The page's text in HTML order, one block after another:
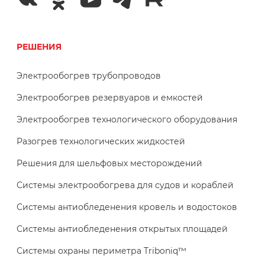
РЕШЕНИЯ
Электрообогрев трубопроводов
Электрообогрев резервуаров и емкостей
Электрообогрев технологического оборудования
Разогрев технологических жидкостей
Решения для шельфовых месторождений
Системы электрообогрева для судов и кораблей
Системы антиобледенения кровель и водостоков
Системы антиобледенения открытых площадей
Системы охраны периметра Triboniq™